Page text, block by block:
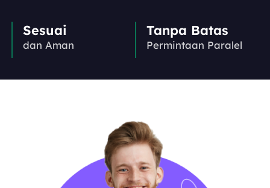
Sesuai
dan Aman
Tanpa Batas
Permintaan Paralel